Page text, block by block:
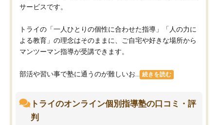
サービスです。
トライの「一人ひとりの個性に合わせた指導」「人の力に
よる教育」の理念はそのままに、ご自宅や好きな場所から
マンツーマン指導が受講できます。
部活や習い事で塾に通うのが難しいお... 続きを読む
トライのオンライン個別指導塾の口コミ・評
判